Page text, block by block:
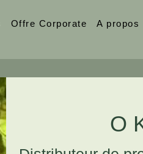
Offre Corporate A propos
O